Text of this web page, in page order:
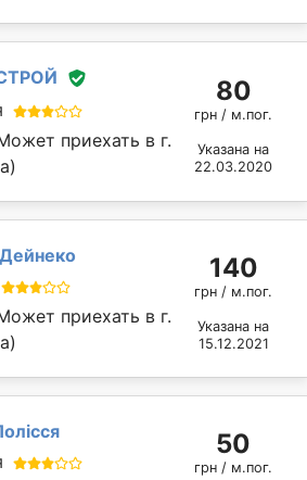
приехать в г.
80
грн / м.пог.
Указана на
22.03.2020
приехать в г.
140
грн / м.пог.
Указана на
15.12.2021
50
грн / м.пог.